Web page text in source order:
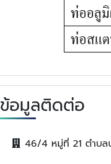
ข้อมูลติดต่อ
46/4 หมู่ที่ 21 ตำบล